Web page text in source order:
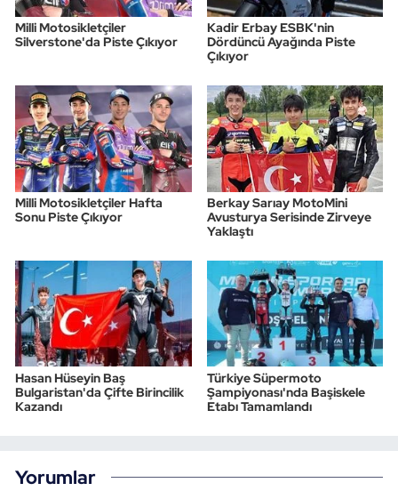
Milli Motosikletçiler
Silverstone'da Piste Çıkıyor
Kadir Erbay ESBK'nin
Dördüncü Ayağında Piste
Çıkıyor
Milli Motosikletçiler Hafta
Sonu Piste Çıkıyor
Berkay Sarıay MotoMini
Avusturya Serisinde Zirveye
Yaklaştı
Hasan Hüseyin Baş
Bulgaristan'da Çifte Birincilik
Kazandı
Türkiye Süpermoto
Şampiyonası'nda Başiskele
Etabı Tamamlandı
Yorumlar